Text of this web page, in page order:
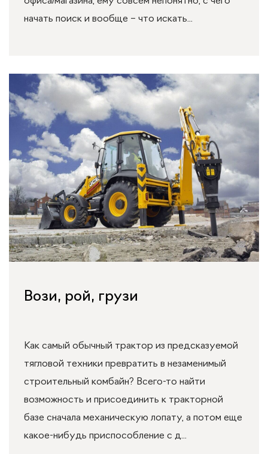
начать поиск и вообще – что искать...
Вози, рой, грузи
Как самый обычный трактор из предсказуемой
тягловой техники превратить в незаменимый
строительный комбайн? Всего-то найти
возможность и присоединить к тракторной
базе сначала механическую лопату, а потом еще
какое-нибудь приспособление с д...